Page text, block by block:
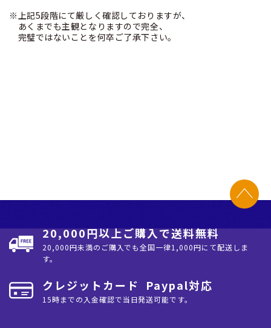
※上記5段階にて厳しく確認しておりますが、
あくまでも主観となりますので完全、
完璧ではないことを何卒ご了承下さい。
20,000円以上ご購入で送料無料
20,000円未満のご購入でも全国⼀律1,000円にて配送しま
す。
クレジットカード Paypal対応
15時までの入金確認で当日発送可能です。